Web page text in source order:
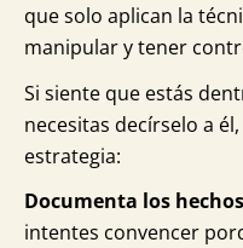
que solo aplican la
manipular y tener
Si siente que estás
necesitas decírselo a
estrategia:
Documenta los
intentes convencer